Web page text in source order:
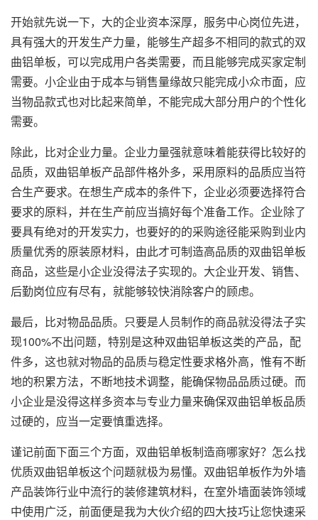
开始就先说一下，大的企业资本深厚，服务中心岗位先进，
具有强大的开发生产力量，能够生产超多不相同的款式的双
曲铝单板，可以完成用户各类需要，而且能够完成买家定制
需要。小企业由于成本与销售量缘故只能完成小众市面，应
当物品款式也对比起来简单，不能完成大部分用户的个性化
需要。
除此，比对企业力量。企业力量强就意味着能获得比较好的
品质， 双曲铝单板产品部件格外多，采用原料的品质应当符
合生产要求。在想生产成本的条件下，企业必须要选择符合
要求的原料，并在生产前应当搞好每个准备工作。企业除了
要具有绝对的开发实力，也要好的的采购途径能采购到业内
质量优秀的原装原材料，由此才可制造高品质的双曲铝单板
商品，这些是小企业没得法子实现的。大企业开发、销售、
后勤岗位应有尽有，就能够较快消除客户的顾虑。
最后，比对物品品质。只要是人员制作的商品就没得法子实
现100%不出问题，特别是这种双曲铝单板这类的产品，配
件多，这也就对物品的品质与稳定性要求格外高，惟有不断
地的积累方法，不断地技术调整，能确保物品品质过硬。而
小企业是没得这样多资本与专业力量来确保双曲铝单板品质
过硬的，应当一定要慎重选择。
谨记前面下面三个方面，双曲铝单板制造商哪家好？怎么找
优质双曲铝单板这个问题就极为易懂。双曲铝单板作为外墙
产品装饰行业中流行的装修建筑材料，在室外墙面装饰领域
中使用广泛，前面便是我为大伙介绍的四大技巧让您快速采